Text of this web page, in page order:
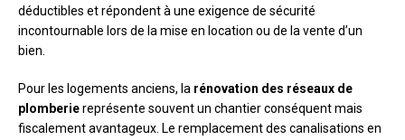
déductibles et répondent à une exigence de sécurité
incontournable lors de la mise en location ou de la vente d’un
bien.
Pour les logements anciens, la rénovation des réseaux de
plomberiereprésente souvent un chantier conséquent mais
fiscalement avantageux. Le remplacement des canalisations en